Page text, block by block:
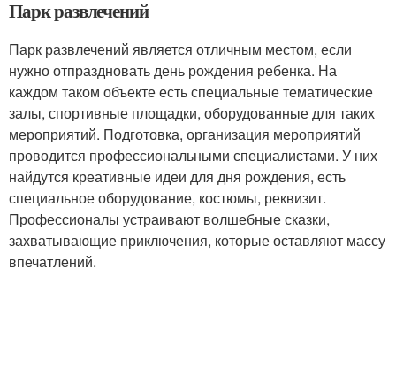
Парк развлечений
Парк развлечений является отличным местом, если
нужно отпраздновать день рождения ребенка. На
каждом таком объекте есть специальные тематические
залы, спортивные площадки, оборудованные для таких
мероприятий. Подготовка, организация мероприятий
проводится профессиональными специалистами. У них
найдутся креативные идеи для дня рождения, есть
специальное оборудование, костюмы, реквизит.
Профессионалы устраивают волшебные сказки,
захватывающие приключения, которые оставляют массу
впечатлений.